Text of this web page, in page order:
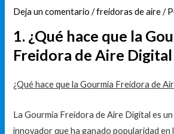
Deja un comentario /freidoras de aire/
1. ¿Qué hace que la
Freidora de Aire
¿Qué hace que la Gourmia Freidora de
La Gourmia Freidora de Aire Digital es
innovador que ha ganado popularidad en